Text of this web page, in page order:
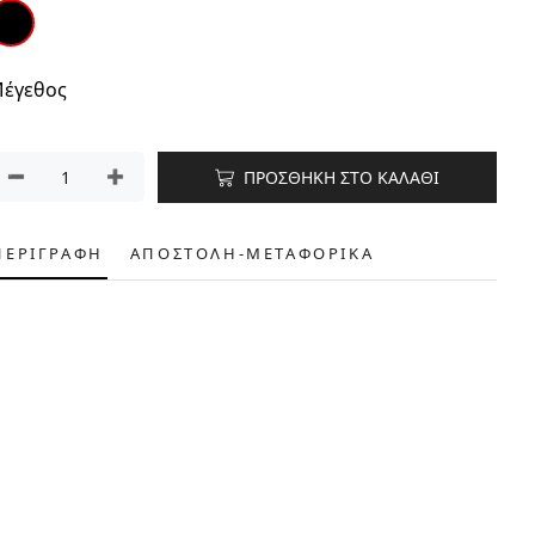
ΠΡΟΣΘΗΚΗ ΣΤΟ ΚΑΛΑΘΙ
ΑΠΟΣΤΟΛΗ-ΜΕΤΑΦΟΡΙΚΑ